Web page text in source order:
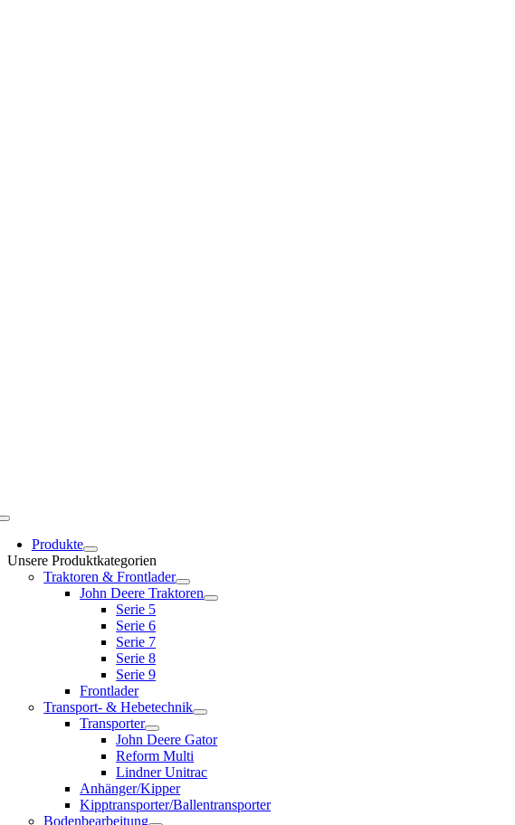
Toggle
NavigationProdukte
Unsere Produktkategorien
Traktoren & Frontlader
John Deere Traktoren
Serie 5
Serie 6
Serie 7
Serie 8
Serie 9
Frontlader
Transport- & Hebetechnik
Transporter
John Deere Gator
Reform Multi
Lindner Unitrac
Anhänger/Kipper
Kipptransporter/Ballentransporter
Bodenbearbeitung